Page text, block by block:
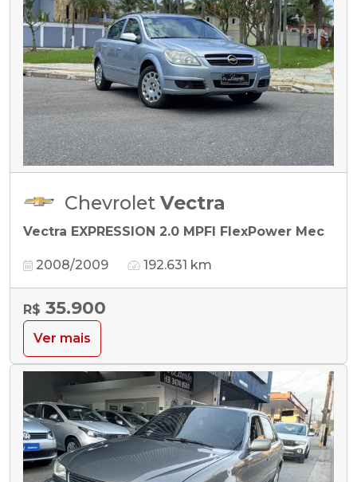
Chevrolet Vectra
Vectra EXPRESSION 2.0 MPFI FlexPower Mec
2008/2009 192.631 km
R$ 35.900
Ver mais